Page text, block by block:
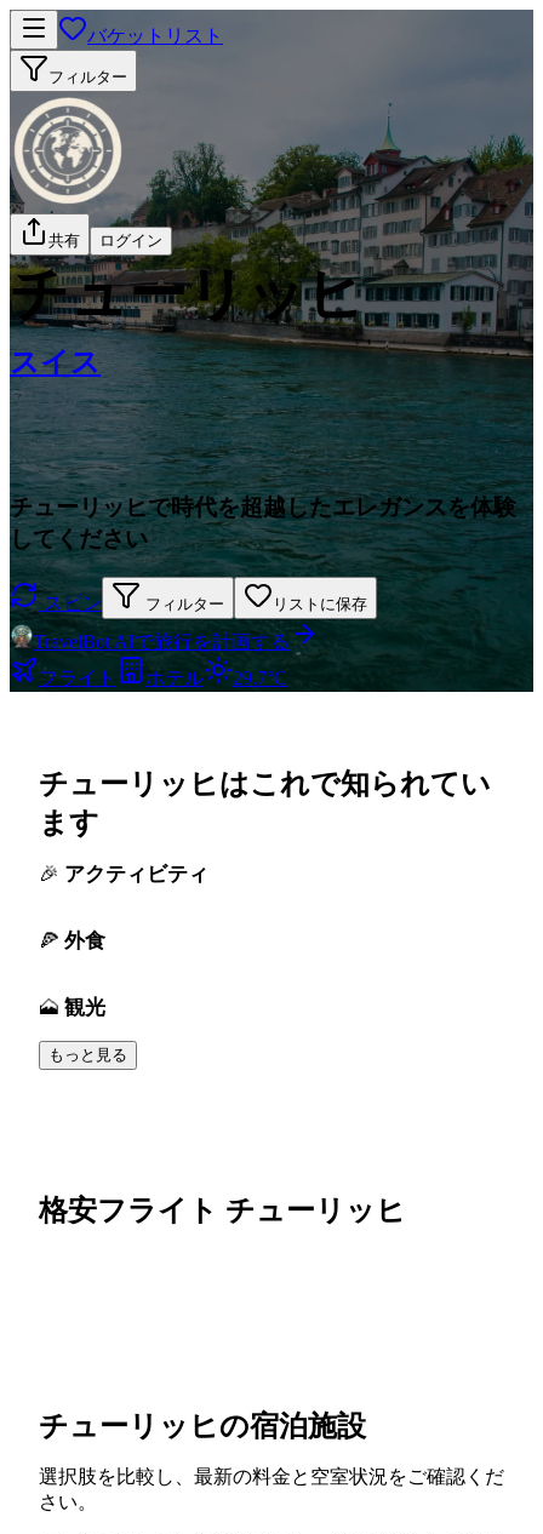
バケットリスト
フィルター
共有 ログイン
チューリッヒ
スイス
チューリッヒで時代を超越したエレガンスを体験
してください
スピン フィルター リストに保存
TravelBot AIで旅行を計画する
フライト
ホテル 29.7°C
チューリッヒはこれで知られてい
ます
アクティビティ
外食
観光
もっと見る
格安フライト チューリッヒ
チューリッヒの宿泊施設
選択肢を比較し、最新の料金と空室状況をご確認くだ
さい。